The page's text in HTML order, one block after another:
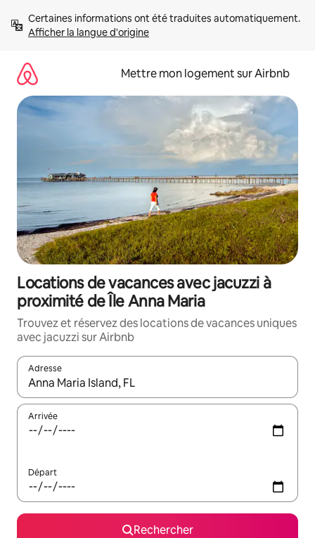
directement
Afficher la langue d'origine
Mettre mon logement sur Airbnb
Locations de vacances avec jacuzzi à
proximité de Île Anna Maria
Trouvez et réservez des locations de vacances uniques
avec jacuzzi sur Airbnb
Adresse
Lorsque les résultats s'affichent, utilisez les flèches vers le
Arrivée
Départ
Rechercher